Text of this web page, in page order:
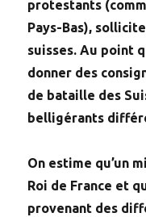
protestants
Pays-Bas),
suisses. Au point
donner des
de bataille des
belligérants
On estime qu’un
Roi de France et
provenant des